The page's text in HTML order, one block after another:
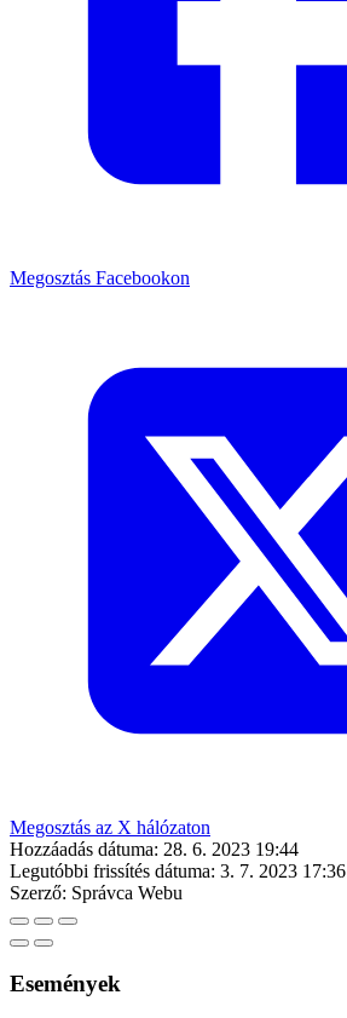
Megosztás Facebookon
Megosztás az X hálózaton
Hozzáadás dátuma: 28. 6. 2023 19:44
Legutóbbi frissítés dátuma: 3. 7. 2023 17:36
Szerző: Správca Webu
Események